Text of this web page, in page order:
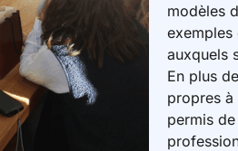
modèles
exemples
auxquels
En plus
propres
permis